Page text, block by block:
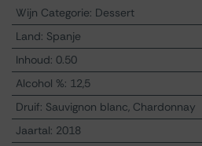
Wijn Categorie: Dessert
Land: Spanje
Inhoud: 0.50
Alcohol %: 12,5
Druif: Sauvignon blanc, Chardonnay
Jaartal: 2018